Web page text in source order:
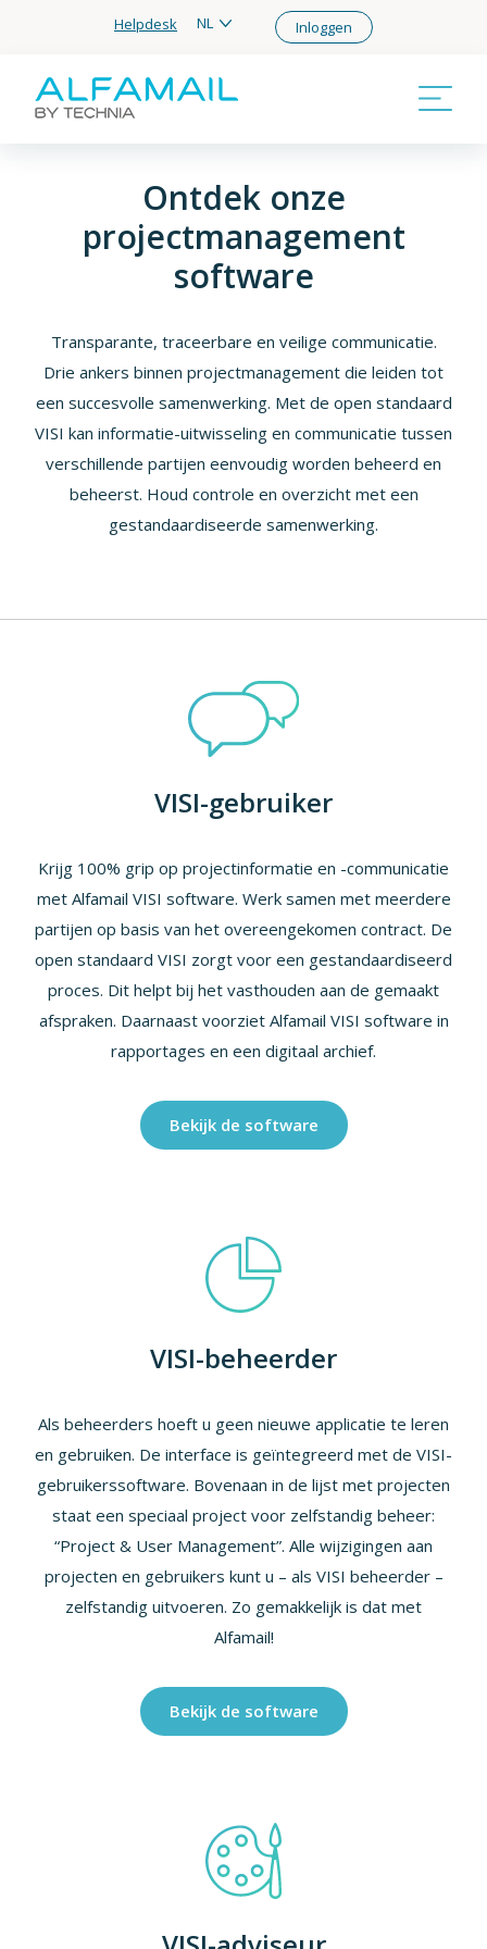
Helpdesk NL Inloggen
Ontdek onze
projectmanagement
software
Transparante, traceerbare en veilige communicatie.
Drie ankers binnen projectmanagement die leiden tot
een succesvolle samenwerking. Met de open standaard
VISI kan informatie-uitwisseling en communicatie tussen
verschillende partijen eenvoudig worden beheerd en
beheerst. Houd controle en overzicht met een
gestandaardiseerde samenwerking.
VISI-gebruiker
Krijg 100% grip op projectinformatie en -communicatie
met Alfamail VISI software. Werk samen met meerdere
partijen op basis van het overeengekomen contract. De
open standaard VISI zorgt voor een gestandaardiseerd
proces. Dit helpt bij het vasthouden aan de gemaakt
afspraken. Daarnaast voorziet Alfamail VISI software in
rapportages en een digitaal archief.
Bekijk de software
VISI-beheerder
Als beheerders hoeft u geen nieuwe applicatie te leren
en gebruiken. De interface is geïntegreerd met de VISI-
gebruikerssoftware. Bovenaan in de lijst met projecten
staat een speciaal project voor zelfstandig beheer:
“Project & User Management”. Alle wijzigingen aan
projecten en gebruikers kunt u – als VISI beheerder –
zelfstandig uitvoeren. Zo gemakkelijk is dat met
Alfamail!
Bekijk de software